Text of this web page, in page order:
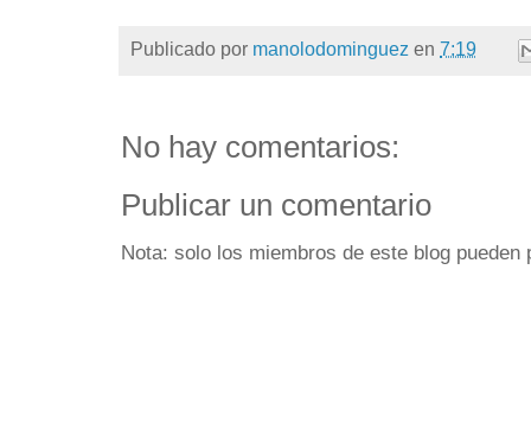
Publicado por manolodominguez en 7:19
No hay comentarios:
Publicar un comentario
Nota: solo los miembros de este blog pueden